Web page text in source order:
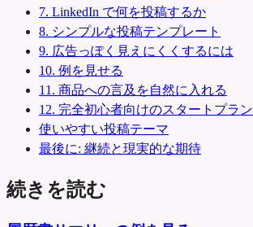
7. LinkedIn で何を投稿するか
8. シンプルな投稿テンプレート
9. 広告っぽく見えにくくするには
10. 例を見せる
11. 商品への言及を自然に入れる
12. 完全初心者向けのスタートプラン
使いやすい投稿テーマ
最後に: 継続と現実的な期待
続きを読む